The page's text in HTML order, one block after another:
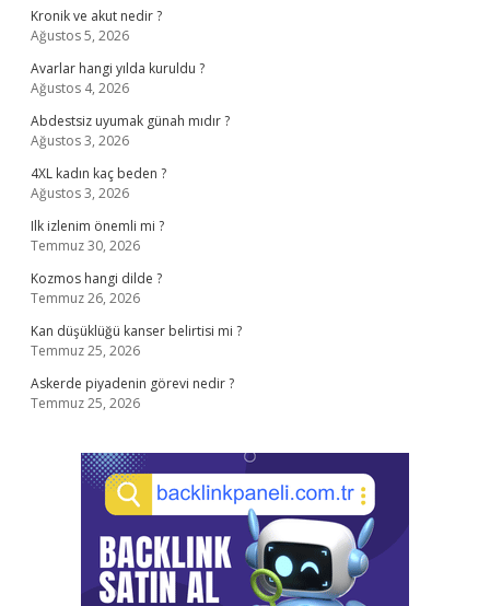
Kronik ve akut nedir ?
Ağustos 5, 2026
Avarlar hangi yılda kuruldu ?
Ağustos 4, 2026
Abdestsiz uyumak günah mıdır ?
Ağustos 3, 2026
4XL kadın kaç beden ?
Ağustos 3, 2026
Ilk izlenim önemli mi ?
Temmuz 30, 2026
Kozmos hangi dilde ?
Temmuz 26, 2026
Kan düşüklüğü kanser belirtisi mi ?
Temmuz 25, 2026
Askerde piyadenin görevi nedir ?
Temmuz 25, 2026